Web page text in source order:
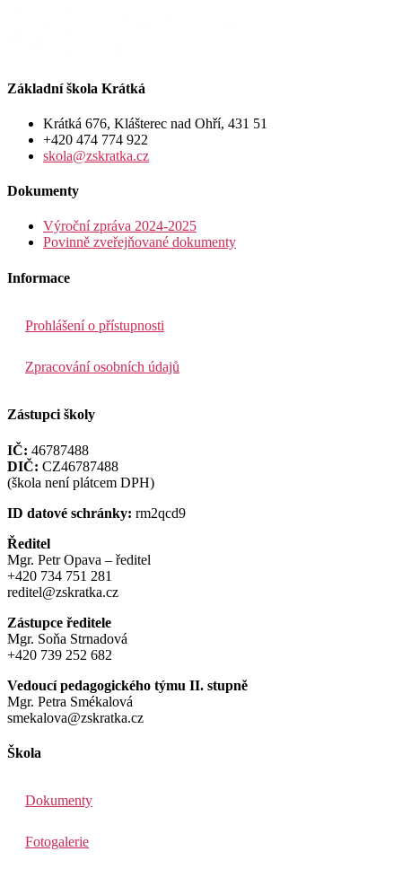
Základní škola Krátká
Krátká 676, Klášterec nad Ohří, 431 51
+420 474 774 922
skola@zskratka.cz
Dokumenty
Výroční zpráva 2024-2025
Povinně zveřejňované dokumenty
Informace
Prohlášení o přístupnosti
Zpracování osobních údajů
Zástupci školy
IČ: 46787488
DIČ: CZ46787488
(škola není plátcem DPH)
ID datové schránky: rm2qcd9
Ředitel
Mgr. Petr Opava – ředitel
+420 734 751 281
reditel@zskratka.cz
Zástupce ředitele
Mgr. Soňa Strnadová
+420 739 252 682
Vedoucí pedagogického týmu II. stupně
Mgr. Petra Smékalová
smekalova@zskratka.cz
Škola
Dokumenty
Fotogalerie